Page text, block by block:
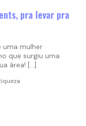
pra levar pra
uma mulher
que surgiu uma
área! […]